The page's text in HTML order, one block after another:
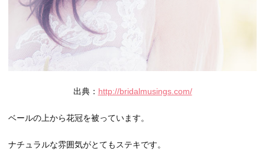
出典： http://bridalmusings.com/
ベールの上から花冠を被っています。
ナチュラルな雰囲気がとてもステキです。